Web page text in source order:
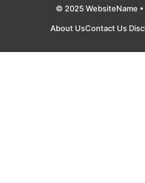
© 2025 WebsiteName
About UsContact Us